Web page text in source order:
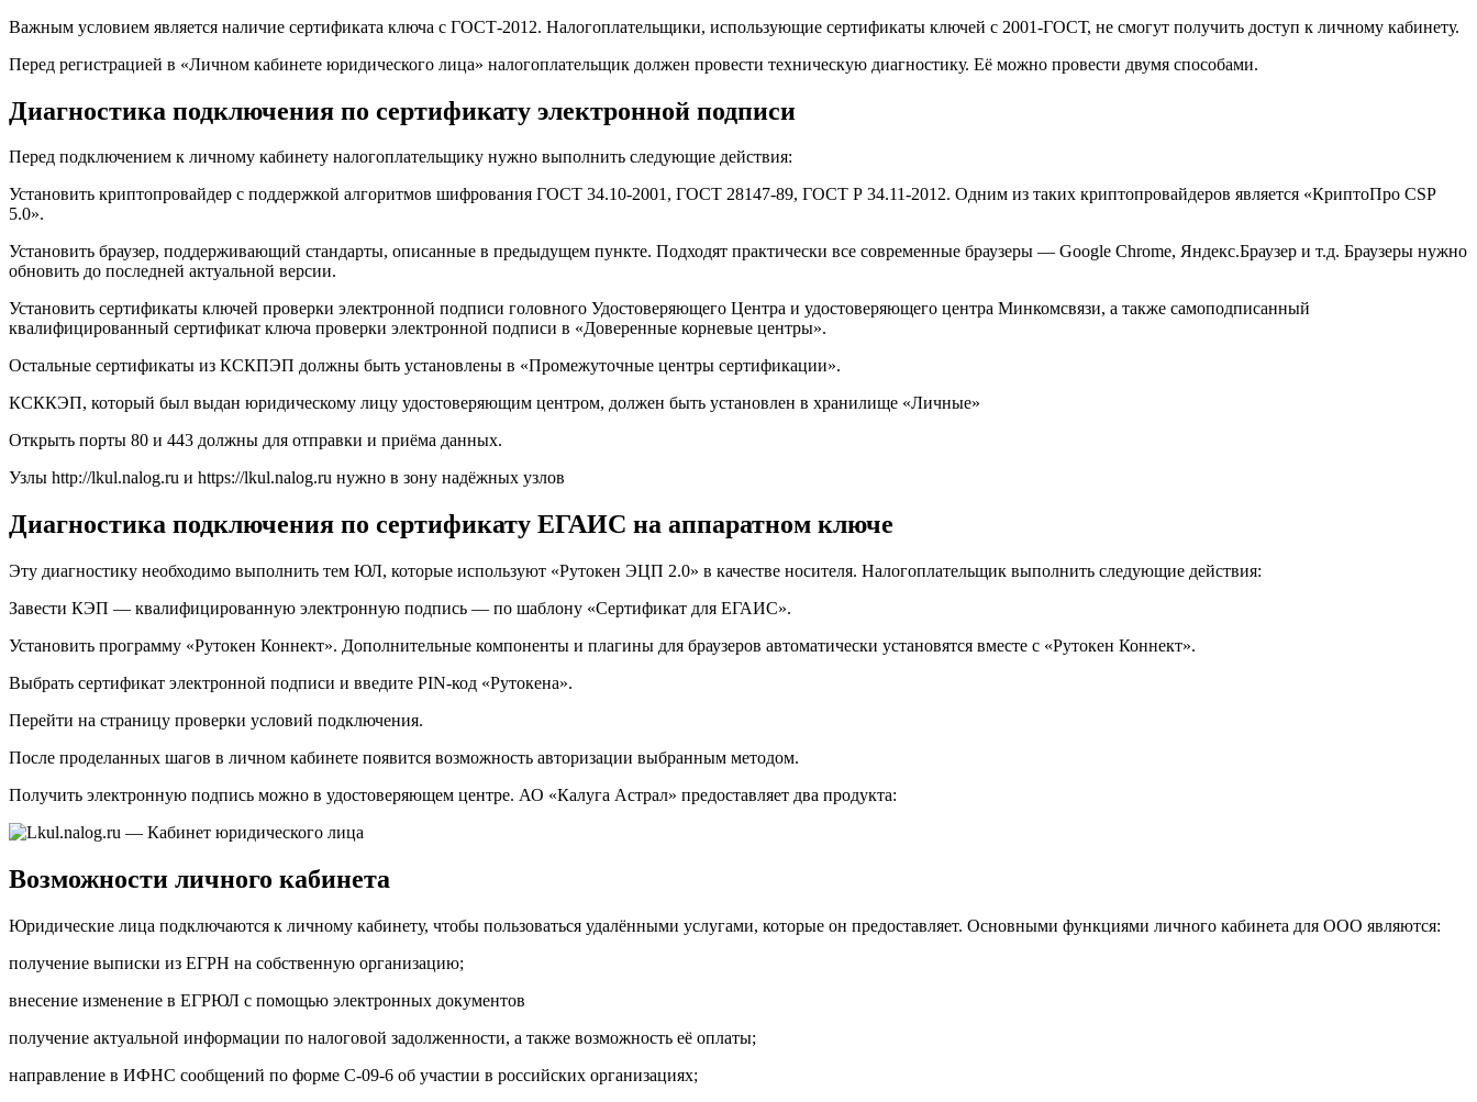
Важным условием является наличие сертификата ключа с ГОСТ-2012. Налогоплательщики, использующие сертификаты ключей с 2001-ГОСТ, не смогут получить доступ к личному кабинету.
Перед регистрацией в «Личном кабинете юридического лица» налогоплательщик должен провести техническую диагностику. Её можно провести двумя способами.
Диагностика подключения по сертификату электронной подписи
Перед подключением к личному кабинету налогоплательщику нужно выполнить следующие действия:
Установить криптопровайдер с поддержкой алгоритмов шифрования ГОСТ 34.10-2001, ГОСТ 28147-89, ГОСТ Р 34.11-2012. Одним из таких криптопровайдеров является «КриптоПро CSP
5.0».
Установить браузер, поддерживающий стандарты, описанные в предыдущем пункте. Подходят практически все современные браузеры — Google Chrome, Яндекс.Браузер и т.д. Браузеры нужно
обновить до последней актуальной версии.
Установить сертификаты ключей проверки электронной подписи головного Удостоверяющего Центра и удостоверяющего центра Минкомсвязи, а также самоподписанный
квалифицированный сертификат ключа проверки электронной подписи в «Доверенные корневые центры».
Остальные сертификаты из КСКПЭП должны быть установлены в «Промежуточные центры сертификации».
КСККЭП, который был выдан юридическому лицу удостоверяющим центром, должен быть установлен в хранилище «Личные»
Открыть порты 80 и 443 должны для отправки и приёма данных.
Узлы http://lkul.nalog.ru и https://lkul.nalog.ru нужно в зону надёжных узлов
Диагностика подключения по сертификату ЕГАИС на аппаратном ключе
Эту диагностику необходимо выполнить тем ЮЛ, которые используют «Рутокен ЭЦП 2.0» в качестве носителя. Налогоплательщик выполнить следующие действия:
Завести КЭП — квалифицированную электронную подпись — по шаблону «Сертификат для ЕГАИС».
Установить программу «Рутокен Коннект». Дополнительные компоненты и плагины для браузеров автоматически установятся вместе с «Рутокен Коннект».
Выбрать сертификат электронной подписи и введите PIN-код «Рутокена».
Перейти на страницу проверки условий подключения.
После проделанных шагов в личном кабинете появится возможность авторизации выбранным методом.
Получить электронную подпись можно в удостоверяющем центре. АО «Калуга Астрал» предоставляет два продукта:
Возможности личного кабинета
Юридические лица подключаются к личному кабинету, чтобы пользоваться удалёнными услугами, которые он предоставляет. Основными функциями личного кабинета для ООО являются:
получение выписки из ЕГРН на собственную организацию;
внесение изменение в ЕГРЮЛ с помощью электронных документов
получение актуальной информации по налоговой задолженности, а также возможность её оплаты;
направление в ИФНС сообщений по форме С-09-6 об участии в российских организациях;